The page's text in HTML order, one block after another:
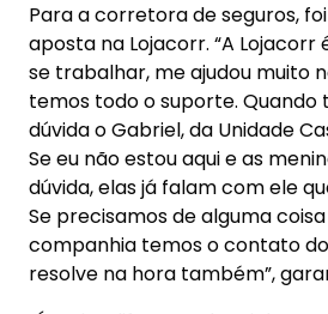
Para a corretora de seguros,
aposta na Lojacorr. “A
se trabalhar, me ajudou muito
temos todo o suporte. Quando
dúvida o Gabriel, da Unidade
Se eu não estou aqui e as
dúvida, elas já falam com ele
Se precisamos de alguma
companhia temos o contato
resolve na hora também”,